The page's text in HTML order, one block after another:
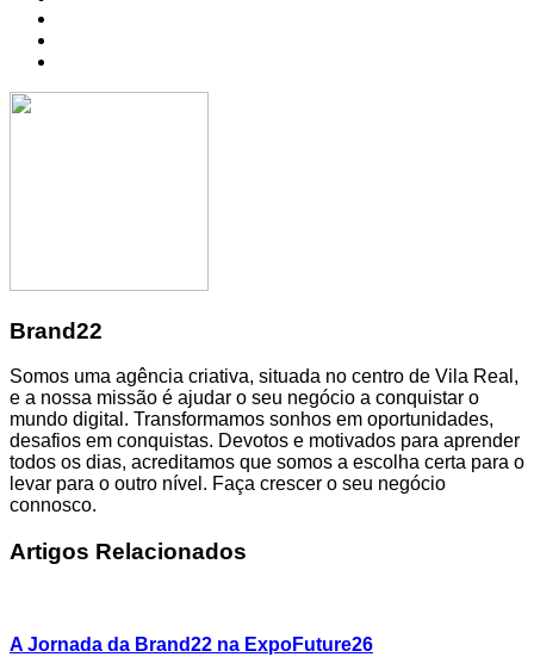
Brand22
Somos uma agência criativa, situada no centro de Vila Real,
e a nossa missão é ajudar o seu negócio a conquistar o
mundo digital. Transformamos sonhos em oportunidades,
desafios em conquistas. Devotos e motivados para aprender
todos os dias, acreditamos que somos a escolha certa para o
levar para o outro nível. Faça crescer o seu negócio
connosco.
A Jornada da Brand22 na ExpoFuture26